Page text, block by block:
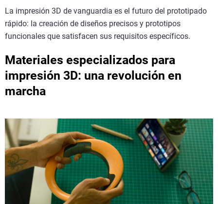
La impresión 3D de vanguardia es el futuro del prototipado
rápido: la creación de diseños precisos y prototipos
funcionales que satisfacen sus requisitos específicos.
Materiales especializados para
impresión 3D: una revolución en
marcha